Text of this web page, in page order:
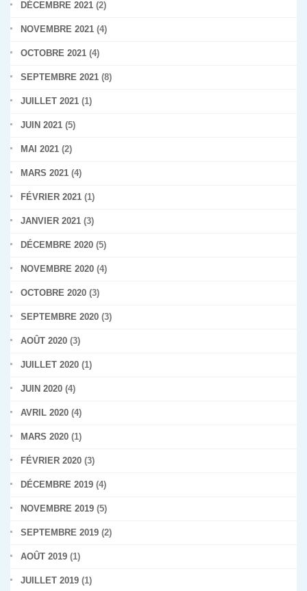
DÉCEMBRE 2021 (2)
NOVEMBRE 2021 (4)
OCTOBRE 2021 (4)
SEPTEMBRE 2021 (8)
JUILLET 2021 (1)
JUIN 2021 (5)
MAI 2021 (2)
MARS 2021 (4)
FÉVRIER 2021 (1)
JANVIER 2021 (3)
DÉCEMBRE 2020 (5)
NOVEMBRE 2020 (4)
OCTOBRE 2020 (3)
SEPTEMBRE 2020 (3)
AOÛT 2020 (3)
JUILLET 2020 (1)
JUIN 2020 (4)
AVRIL 2020 (4)
MARS 2020 (1)
FÉVRIER 2020 (3)
DÉCEMBRE 2019 (4)
NOVEMBRE 2019 (5)
SEPTEMBRE 2019 (2)
AOÛT 2019 (1)
JUILLET 2019 (1)